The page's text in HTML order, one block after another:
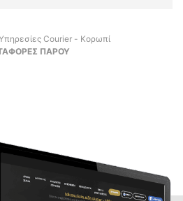
Courier - Κορωπί
ΠΑΡΟΥ